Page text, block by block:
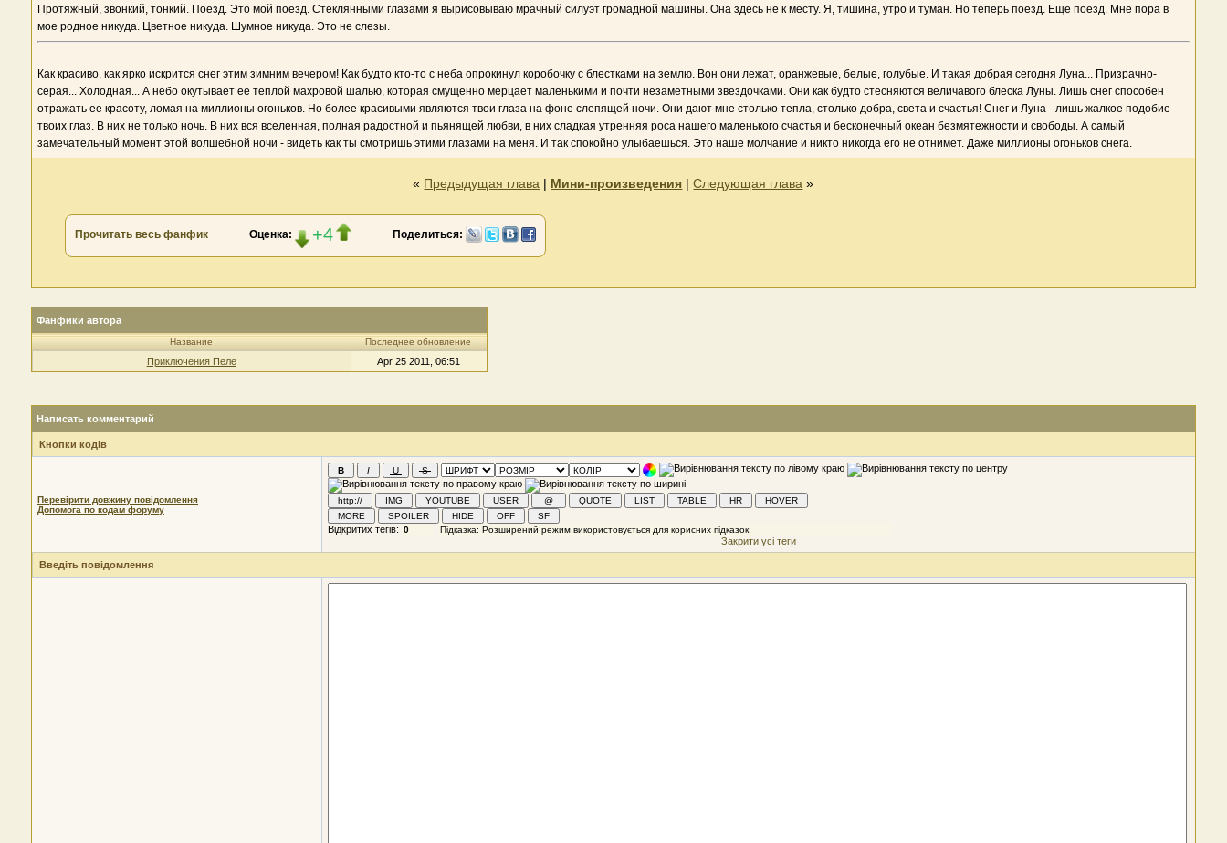
Протяжный, звонкий, тонкий. Поезд. Это мой поезд. Стеклянными глазами я вырисовываю мрачный силуэт громадной машины. Она здесь не к месту. Я, тишина, утро и туман. Но теперь поезд. Еще поезд. Мне пора в
мое родное никуда. Цветное никуда. Шумное никуда. Это не слезы.
Как красиво, как ярко искрится снег этим зимним вечером! Как будто кто-то с неба опрокинул коробочку с блестками на землю. Вон они лежат, оранжевые, белые, голубые. И такая добрая сегодня Луна... Призрачно-
серая... Холодная... А небо окутывает ее теплой махровой шалью, которая смущенно мерцает маленькими и почти незаметными звездочками. Они как будто стесняются величавого блеска Луны. Лишь снег способен
отражать ее красоту, ломая на миллионы огоньков. Но более красивыми являются твои глаза на фоне слепящей ночи. Они дают мне столько тепла, столько добра, света и счастья! Снег и Луна - лишь жалкое подобие
твоих глаз. В них не только ночь. В них вся вселенная, полная радостной и пьянящей любви, в них сладкая утренняя роса нашего маленького счастья и бесконечный океан безмятежности и свободы. А самый
замечательный момент этой волшебной ночи - видеть как ты смотришь этими глазами на меня. И так спокойно улыбаешься. Это наше молчание и никто никогда его не отнимет. Даже миллионы огоньков снега.
« Предыдущая глава | Мини-произведения |Следующая глава »
Прочитать весь фанфик Оценка: +4 Поделиться:
Фанфики автора
Название Последнее обновление
Приключения Пеле Apr 25 2011, 06:51
Написать комментарий
Кнопки кодів
Перевірити довжину повідомлення
Допомога по кодам форуму
Відкритих тегів:
Закрити усі теги
Введіть повідомлення